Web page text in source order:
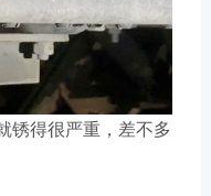
锈得很严重，差不多